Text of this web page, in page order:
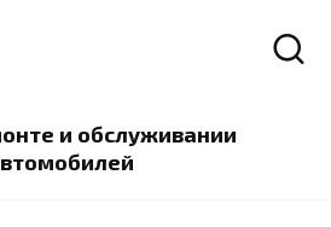
и обслуживании